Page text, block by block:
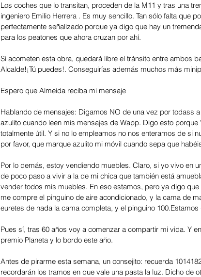
Los coches que lo transitan, proceden de la M11 y tras una
ingeniero Emilio Herrera . Es muy sencillo. Tan sólo falta que
perfectamente señalizado porque ya digo que hay un
para los peatones que ahora cruzan por ahí.
Si acometen esta obra, quedará libre el tránsito entre ambos
Alcalde!¡Tú puedes!. Conseguirías además muchos más
Espero que Almeida reciba mi mensaje
Hablando de mensajes: Digamos NO de una vez por todass
azulito cuando leen mis mensajes de Wapp. Digo esto
totalmente útil. Y si no lo empleamos no nos enteramos de si
por favor, que marque azulito mi móvil cuando sepa que
Por lo demás, estoy vendiendo muebles. Claro, si yo vivo en
de poco paso a vivir a la de mi chica que también está
vender todos mis muebles. En eso estamos, pero ya digo
me compre el pinguino de aire acondicionado, y la cama de
euretes de nada la cama completa, y el pinguino
Pues sí, tras 60 años voy a comenzar a compartir mi vida. Y
premio Planeta y lo bordo este año.
Antes de pirarme esta semana, un consejito: recuerda
recordarán los tramos en que vale una pasta la luz. Dicho de